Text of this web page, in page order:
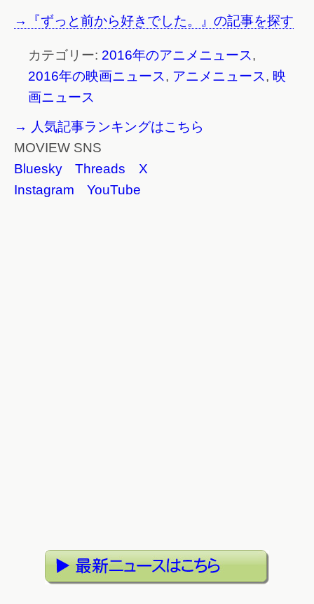
→『ずっと前から好きでした。』の記事を探す
カテゴリー: 2016年のアニメニュース,
2016年の映画ニュース, アニメニュース, 映
画ニュース
→ 人気記事ランキングはこちら
MOVIEW SNS
Bluesky
Threads
X
Instagram
YouTube